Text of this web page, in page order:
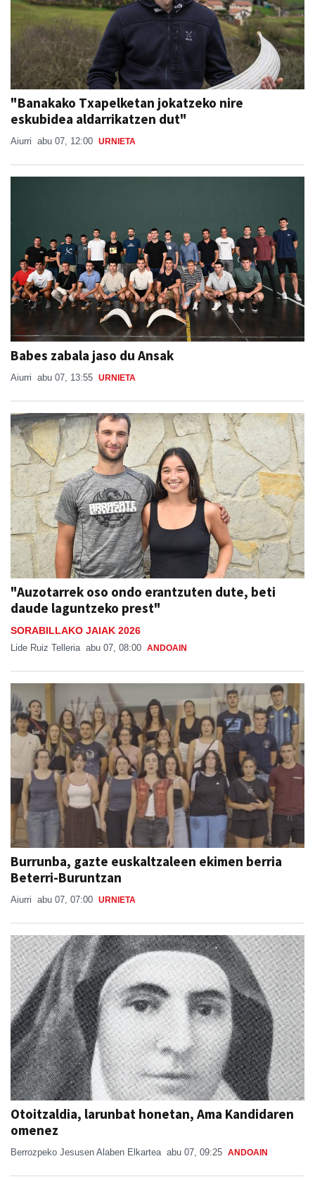
"Banakako Txapelketan jokatzeko nire
eskubidea aldarrikatzen dut"
Aiurri abu 07, 12:00 URNIETA
Babes zabala jaso du Ansak
Aiurri abu 07, 13:55 URNIETA
"Auzotarrek oso ondo erantzuten dute, beti
daude laguntzeko prest"
SORABILLAKO JAIAK 2026
Lide Ruiz Telleria abu 07, 08:00 ANDOAIN
Burrunba, gazte euskaltzaleen ekimen berria
Beterri-Buruntzan
Aiurri abu 07, 07:00 URNIETA
Otoitzaldia, larunbat honetan, Ama Kandidaren
omenez
Berrozpeko Jesusen Alaben Elkartea abu 07, 09:25 ANDOAIN